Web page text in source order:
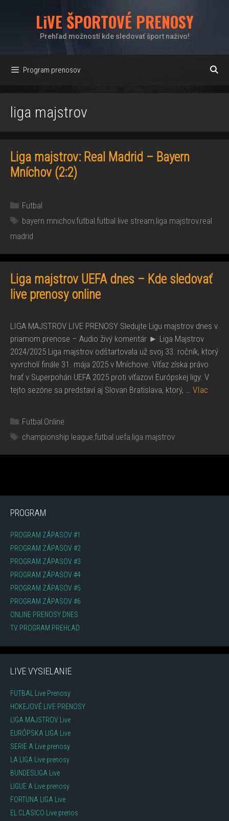
LiVE ŠPORTOVÉ PRENOSY
Prehľad možností kde sledovať šport naživo!
Program prenosov
liga majstrov
Liga majstrov: Real Madrid – Bayern
Mníchov (2:2)
Kategórie
Futbal
Značky
bayern mnichov,futbal,futbal live stream,liga majstrov,real
madrid
Liga majstrov UEFA dnes – Kde sledovať
live prenosy online
LIGA MAJSTROV LIVE PRENOSY Sledujte Ligu majstrov dnes v
priamom prenose – Audio živý komentár ► Liga Majstrov
2024/2025 Liga majstrov odštartovala už svoj 33. ročník, ktorý
vyvrcholí finále 31. mája 2025 v Mníchove. Víťaz získa právo
hrať v Superpohári UEFA 2025 proti víťazovi Európskej ligy. V
tejto sezóne sa predstaví aj Slovan Bratislava, ktorý, … VIac
Kategórie
Futbal,Online
Značky
championship league,futbal uefa,liga majstrov
PROGRAM
PROGRAM ZÁPASOV #1
PROGRAM ZÁPASOV #2
PROGRAM ZÁPASOV #3
PROGRAM ZÁPASOV #4
PROGRAM ZÁPASOV #5
PROGRAM ZÁPASOV #6
ONLINE PRENOSY DNES
TV PROGRAM PREHĽAD
LIVE VYSIELANIE
FUTBAL Live Prenosy
HOKEJOVÉ LIVE PRENOSY
LIGA MAJSTROV Live
EURÓPSKA LIGA Live
SERIE A Live prenosy
LA LIGA Live prenosy
BUNDESLIGA Live
LIGUE A Live prenosy
FORTUNA LIGA Live
EL CLASICO Live prenos